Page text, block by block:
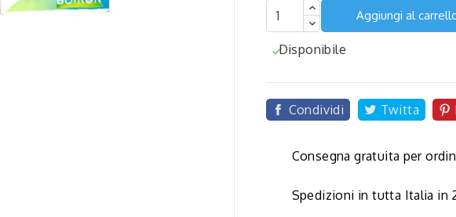
Aggiungi al
Disponibile
Condividi Twitta
Consegna gratuita per
Spedizioni in tutta Italia in